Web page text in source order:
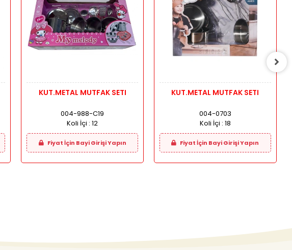
KUT.METAL MUTFAK SETI
004-988-C19
Koli İçi :12
Fiyat İçin Bayi Girişi Yapın
KUT.METAL MUTFAK SETI
004-0703
Koli İçi : 18
Fiyat İçin Bayi Girişi Yapın